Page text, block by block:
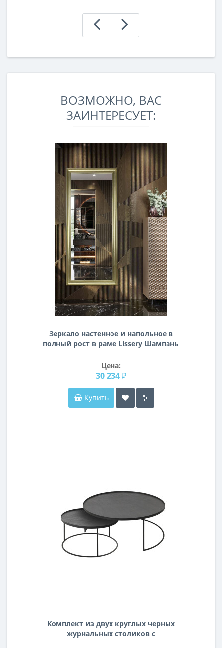
ВОЗМОЖНО, ВАС
ЗАИНТЕРЕСУЕТ:
Зеркало настенное и напольное в
полный рост в раме Lissery Шампань
Цена:
30 234 ₽
Купить
Комплект из двух круглых черных
журнальных столиков с